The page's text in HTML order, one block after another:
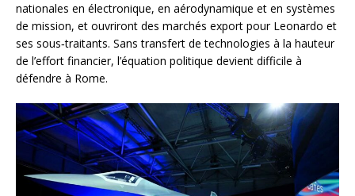
nationales en électronique, en aérodynamique et en systèmes
de mission, et ouvriront des marchés export pour Leonardo et
ses sous‑traitants. Sans transfert de technologies à la hauteur
de l’effort financier, l’équation politique devient difficile à
défendre à Rome.